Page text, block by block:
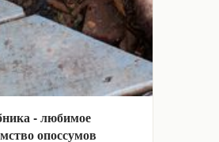
- любимое
опоссумов